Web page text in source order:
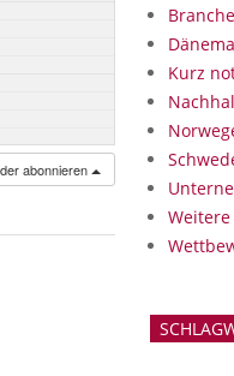
abonnieren
Kurz